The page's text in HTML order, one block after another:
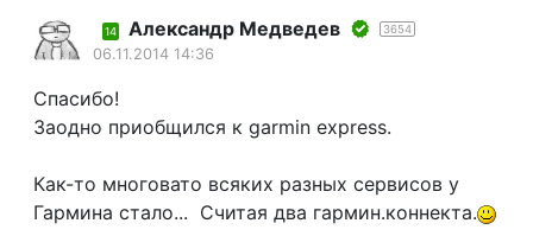
14 Александр Медведев 3654
06.11.2014 14:36
Спасибо!
Заодно приобщился к garmin express.
Как-то многовато всяких разных сервисов у
Гармина стало... Считая два гармин.коннекта.